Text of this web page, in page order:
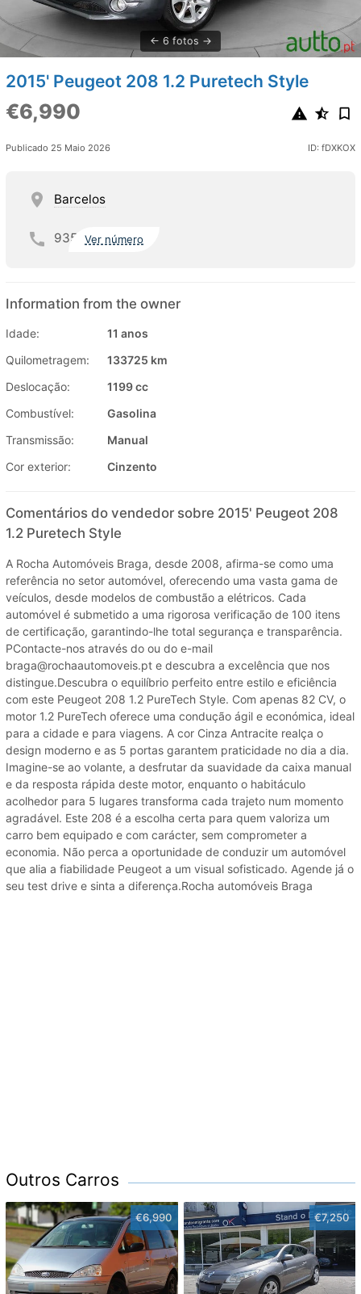
6 fotos
2015' Peugeot 208 1.2 Puretech Style
€6,990
Publicado 25 Maio 2026 ID: fDXKOX
Barcelos
935 Ver número
Information from the owner
Idade:
11 anos
Quilometragem:
133725 km
Deslocação:
1199 cc
Combustível:
Gasolina
Transmissão:
Manual
Cor exterior:
Cinzento
Comentários do vendedor sobre 2015' Peugeot 208
1.2 Puretech Style
A Rocha Automóveis Braga, desde 2008, afirma-se como uma
referência no setor automóvel, oferecendo uma vasta gama de
veículos, desde modelos de combustão a elétricos. Cada
automóvel é submetido a uma rigorosa verificação de 100 itens
de certificação, garantindo-lhe total segurança e transparência.
PContacte-nos através do ou do e-mail
braga@rochaautomoveis.pt e descubra a excelência que nos
distingue.Descubra o equilíbrio perfeito entre estilo e eficiência
com este Peugeot 208 1.2 PureTech Style. Com apenas 82 CV, o
motor 1.2 PureTech oferece uma condução ágil e económica, ideal
para a cidade e para viagens. A cor Cinza Antracite realça o
design moderno e as 5 portas garantem praticidade no dia a dia.
Imagine-se ao volante, a desfrutar da suavidade da caixa manual
e da resposta rápida deste motor, enquanto o habitáculo
acolhedor para 5 lugares transforma cada trajeto num momento
agradável. Este 208 é a escolha certa para quem valoriza um
carro bem equipado e com carácter, sem comprometer a
economia. Não perca a oportunidade de conduzir um automóvel
que alia a fiabilidade Peugeot a um visual sofisticado. Agende já o
seu test drive e sinta a diferença.Rocha automóveis Braga
Outros Carros
€6,990 €7,250